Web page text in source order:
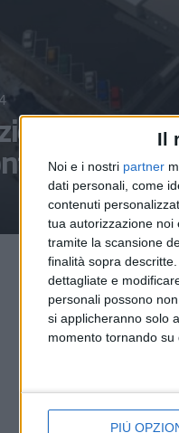
Il
Noi e i nostri partner
dati personali, come
contenuti
tua autorizzazione noi
tramite la scansione
finalità sopra
dettagliate e
personali possono
si applicheranno solo
momento tornando su
PIÙ
alle